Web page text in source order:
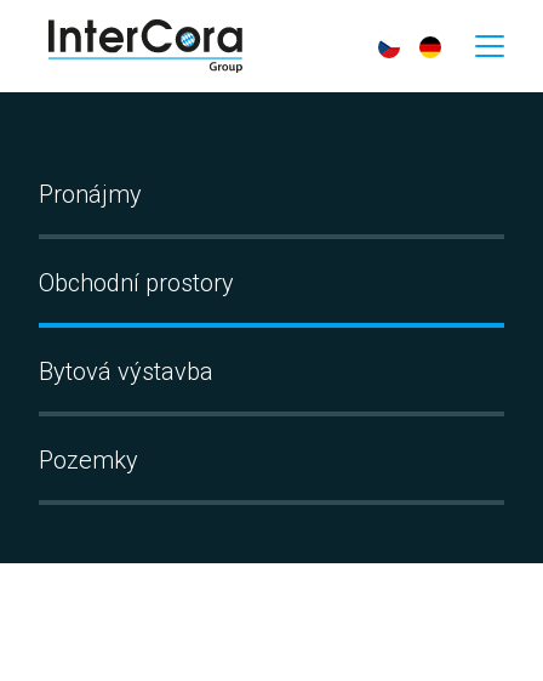
Pronájmy
Obchodní prostory
Bytová výstavba
Pozemky